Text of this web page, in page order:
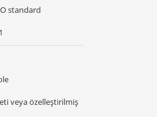
standard
veya özelleştirilmiş